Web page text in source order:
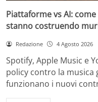
Piattaforme vs AI:
stanno costruendo
Redazione 4 Agosto 2026
Spotify, Apple Music e
policy contro la musica
funzionano i nuovi